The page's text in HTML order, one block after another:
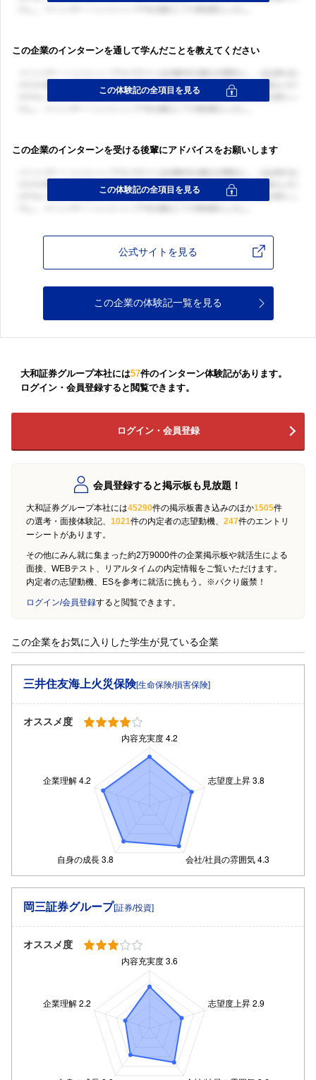
この企業のインターンを通して学んだことを教えてください
この企業のインターンを受ける後輩にアドバイスをお願いします
公式サイトを見る
この企業の体験記一覧を見る
大和証券グループ本社には57件のインターン体験記があります。
ログイン・会員登録すると閲覧できます。
ログイン・会員登録
会員登録すると掲示板も見放題！
大和証券グループ本社には45290件の掲示板書き込みのほか1505件
の選考・面接体験記、 1021件の内定者の志望動機、 247件のエントリ
ーシートがあります。
その他にみん就に集まった約2万9000件の企業掲示板や就活生による
面接、WEBテスト、リアルタイムの内定情報をご覧いただけます。
内定者の志望動機、ESを参考に就活に挑もう。※パクり厳禁！
ログイン/会員登録すると閲覧できます。
この企業をお気に入りした学生が見ている企業
三井住友海上火災保険[生命保険/損害保険]
オススメ度
岡三証券グループ[証券/投資]
オススメ度